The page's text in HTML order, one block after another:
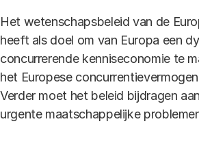
Het wetenschapsbeleid van de
heeft als doel om van Europa een
concurrerende kenniseconomie te
het Europese
Verder moet het beleid bijdragen
urgente maatschappelijke